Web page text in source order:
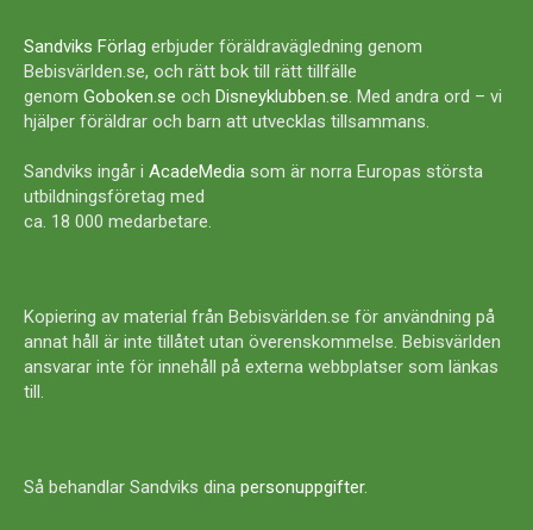
Sandviks Förlag erbjuder föräldravägledning genom
Bebisvärlden.se, och rätt bok till rätt tillfälle
genom Goboken.se och Disneyklubben.se. Med andra ord – vi
hjälper föräldrar och barn att utvecklas tillsammans.
Sandviks ingår i AcadeMedia som är norra Europas största
utbildningsföretag med
ca. 18 000 medarbetare.
Kopiering av material från Bebisvärlden.se för användning på
annat håll är inte tillåtet utan överenskommelse. Bebisvärlden
ansvarar inte för innehåll på externa webbplatser som länkas
till.
Så behandlar Sandviks dina personuppgifter.